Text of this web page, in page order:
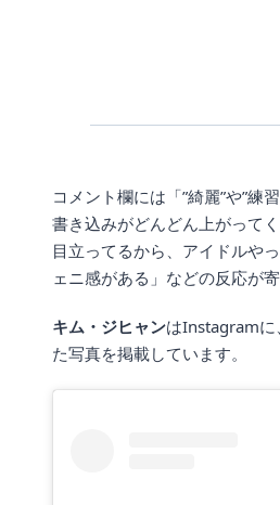
コメント欄には「”綺麗”や”練
書き込みがどんどん上がって
目立ってるから、アイドルや
ェニ感がある」などの反応が
キム・ジヒャンはInstagramに
た写真を掲載しています。